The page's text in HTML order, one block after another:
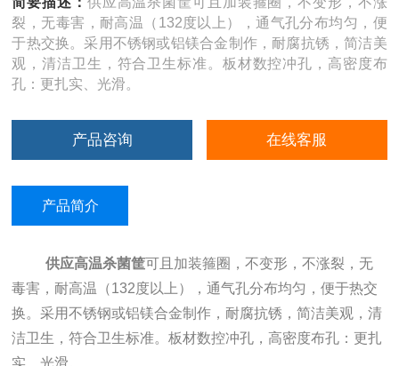
裂，无毒害，耐高温（132度以上），通气孔分布均匀，便
于热交换。采用不锈钢或铝镁合金制作，耐腐抗锈，简洁美
观，清洁卫生，符合卫生标准。板材数控冲孔，高密度布
孔：更扎实、光滑。
产品咨询 在线客服
产品简介
供应高温杀菌筐可且加装箍圈，不变形，不涨裂，无
毒害，耐高温（132度以上），通气孔分布均匀，便于热交
换。采用不锈钢或铝镁合金制作，耐腐抗锈，简洁美观，清
洁卫生，符合卫生标准。板材数控冲孔，高密度布孔：更扎
实、光滑。